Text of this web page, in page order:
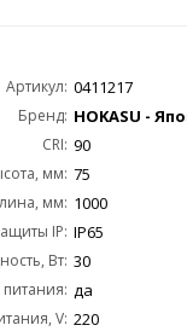
Артикул: 0411217
Бренд: HOKASU -
CRI: 90
мм: 75
мм: 1000
IP: IP65
Вт: 30
да
V: 220